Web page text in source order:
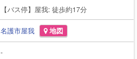
【バス停】屋我: 徒歩約17分
名護市屋我 地図
-